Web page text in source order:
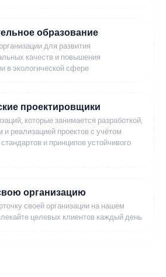
образование
для развития
качеств и повышения
в экологической сфере
проектировщики
которые занимается разработкой,
и реализацией проектов с учётом
и принципов устойчивого
организацию
своей организации на нашем
целевых клиентов каждый день